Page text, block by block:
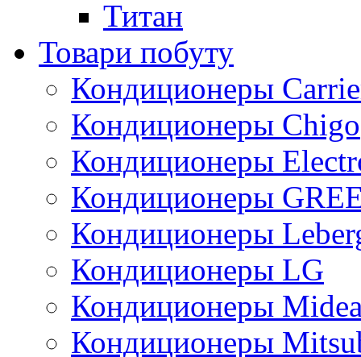
Титан
Товари побуту
Кондиционеры
Кондиционеры Chigo
Кондиционеры
Кондиционеры
Кондиционеры
Кондиционеры LG
Кондиционеры
Кондиционеры